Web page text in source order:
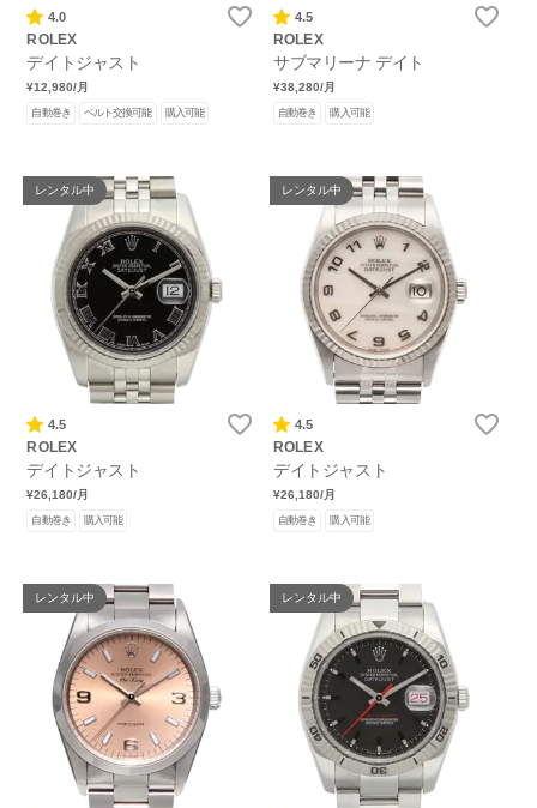
4.0
ROLEX
デイトジャスト
¥12,980/月
自動巻き ベルト交換可能 購入可能
4.5
ROLEX
サブマリーナ デイト
¥38,280/月
自動巻き 購入可能
レンタル中
4.5
ROLEX
デイトジャスト
¥26,180/月
自動巻き 購入可能
レンタル中
4.5
ROLEX
デイトジャスト
¥26,180/月
自動巻き 購入可能
レンタル中 レンタル中